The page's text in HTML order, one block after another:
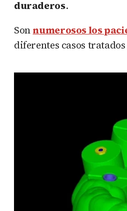
duraderos.
Sonnumerosos los
diferentes casos